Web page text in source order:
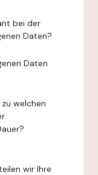
bei der
Daten?
Daten
welchen
wir Ihre